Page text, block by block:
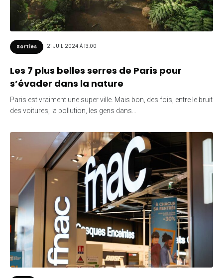
Sorties 21 JUIL 2024 À 13:00
Les 7 plus belles serres de Paris pour
s’évader dans la nature
Paris est vraiment une super ville. Mais bon, des fois, entre le bruit
des voitures, la pollution, les gens dans…